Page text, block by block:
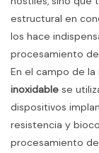
estructural en
los hace
procesamiento
En el campo de
inoxidable se
dispositivos
resistencia y
procesamiento